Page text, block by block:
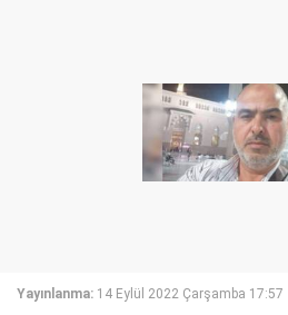
Yayınlanma: 14 Eylül 2022 Çarşamba 17:57